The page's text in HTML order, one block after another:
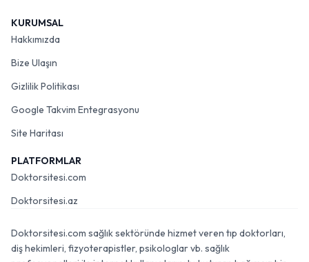
KURUMSAL
Hakkımızda
Bize Ulaşın
Gizlilik Politikası
Google Takvim Entegrasyonu
Site Haritası
PLATFORMLAR
Doktorsitesi.com
Doktorsitesi.az
Doktorsitesi.com sağlık sektöründe hizmet veren tıp doktorları,
diş hekimleri, fizyoterapistler, psikologlar vb. sağlık